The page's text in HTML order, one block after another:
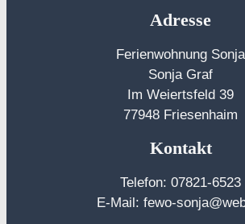
Adresse
Ferienwohnung Sonja
Sonja Graf
Im Weiertsfeld 39
77948 Friesenhaim
Kontakt
Telefon: 07821-6523
E-Mail: fewo-